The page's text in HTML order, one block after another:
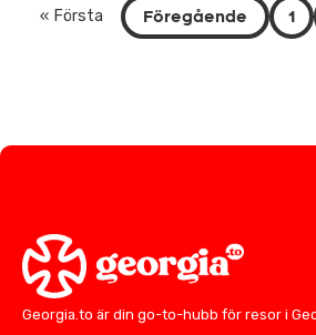
« Första Föregående 1
Georgia.to är din go-to-hubb för resor i